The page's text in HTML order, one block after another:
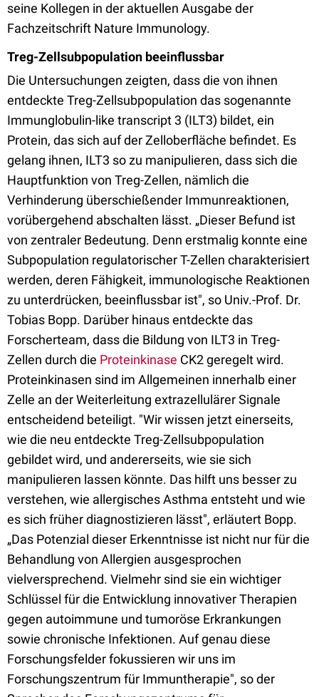
seine Kollegen in der aktuellen Ausgabe der
Fachzeitschrift Nature Immunology.
Treg-Zellsubpopulation beeinflussbar
Die Untersuchungen zeigten, dass die von ihnen
entdeckte Treg-Zellsubpopulation das sogenannte
Immunglobulin-like transcript 3 (ILT3) bildet, ein
Protein, das sich auf der Zelloberfläche befindet. Es
gelang ihnen, ILT3 so zu manipulieren, dass sich die
Hauptfunktion von Treg-Zellen, nämlich die
Verhinderung überschießender Immunreaktionen,
vorübergehend abschalten lässt. „Dieser Befund ist
von zentraler Bedeutung. Denn erstmalig konnte eine
Subpopulation regulatorischer T-Zellen charakterisiert
werden, deren Fähigkeit, immunologische Reaktionen
zu unterdrücken, beeinflussbar ist", so Univ.-Prof. Dr.
Tobias Bopp. Darüber hinaus entdeckte das
Forscherteam, dass die Bildung von ILT3 in Treg-
Zellen durch die Proteinkinase CK2 geregelt wird.
Proteinkinasen sind im Allgemeinen innerhalb einer
Zelle an der Weiterleitung extrazellulärer Signale
entscheidend beteiligt. "Wir wissen jetzt einerseits,
wie die neu entdeckte Treg-Zellsubpopulation
gebildet wird, und andererseits, wie sie sich
manipulieren lassen könnte. Das hilft uns besser zu
verstehen, wie allergisches Asthma entsteht und wie
es sich früher diagnostizieren lässt", erläutert Bopp.
„Das Potenzial dieser Erkenntnisse ist nicht nur für die
Behandlung von Allergien ausgesprochen
vielversprechend. Vielmehr sind sie ein wichtiger
Schlüssel für die Entwicklung innovativer Therapien
gegen autoimmune und tumoröse Erkrankungen
sowie chronische Infektionen. Auf genau diese
Forschungsfelder fokussieren wir uns im
Forschungszentrum für Immuntherapie", so der